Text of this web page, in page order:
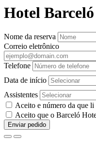
Hotel
Nome da reserva
Correio eletrônico
Telefone
Data de início
Assistentes
Aceito e número da que
Aceito que o Barceló
Enviar pedido